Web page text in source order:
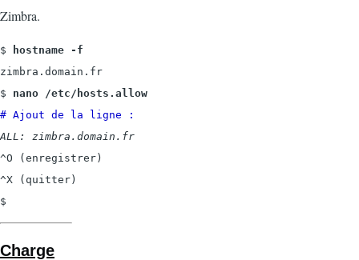
Zimbra.
$ hostname -f
zimbra.domain.fr
$ nano /etc/hosts.allow
# Ajout de la ligne :
ALL: zimbra.domain.fr
^O (enregistrer)
^X (quitter)
$
Charge